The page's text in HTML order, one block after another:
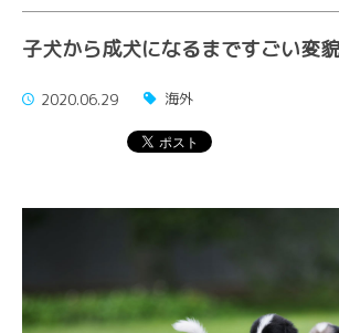
子犬から成犬になるまですごい変
2020.06.29 海外